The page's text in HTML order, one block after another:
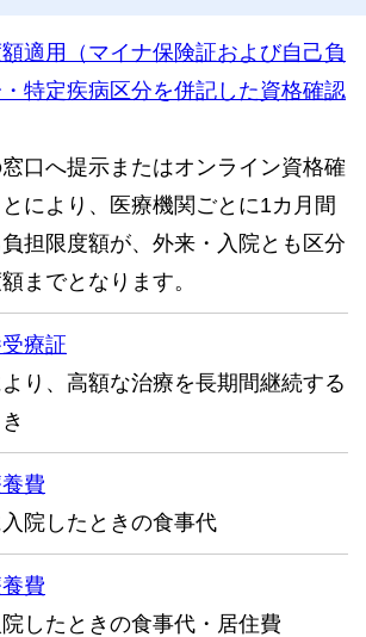
適用（マイナ保険証および自己負
特定疾病区分を併記した資格確認
口へ提示またはオンライン資格確
により、医療機関ごとに1カ月間
担限度額が、外来・入院とも区分
までとなります。
療証
り、高額な治療を長期間継続する
費
院したときの食事代
費
したときの食事代・居住費